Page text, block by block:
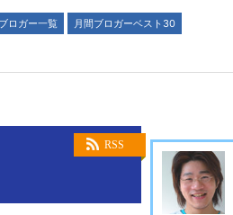
ブロガー一覧
月間ブロガーベスト30
RSS